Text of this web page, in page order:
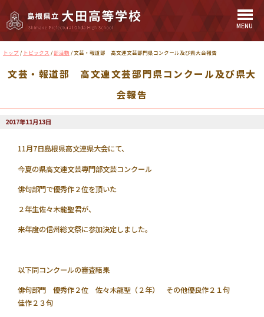
MENU
現
の
トップ / トピックス /部活動 /文芸・報道部 高文連文芸部門県コンクール及び県大会報告
文芸・報道部 高文連文芸部門県コンクール及び県大
会報告
2017年11月13日
11月7日島根県高文連県大会にて、
今夏の県高文連文芸専門部文芸コンクール
俳句部門で優秀作２位を頂いた
２年生佐々木龍聖君が、
来年度の信州総文祭に参加決定しました。
以下同コンクールの審査結果
俳句部門 優秀作２位 佐々木龍聖（２年） その他優良作２１句
佳作２３句